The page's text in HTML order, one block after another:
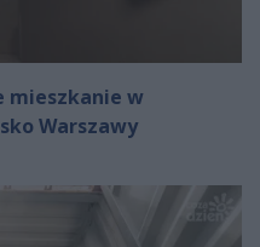
mieszkanie w
Warszawy